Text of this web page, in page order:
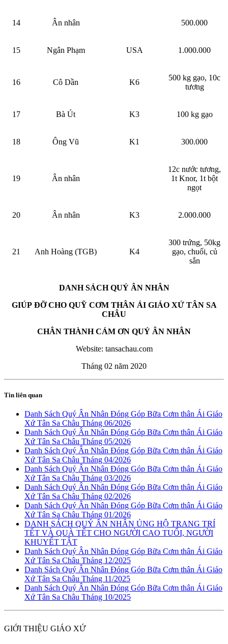
14 Ân nhân 500.000
15 Ngân Phạm USA 1.000.000
16 Cô Dần K6
500 kg gạo, 10c
tương
17 Bà Út K3 100 kg gạo
18 Ông Vũ K1 300.000
19 Ân nhân
12c nước tương,
1t Knor, 1t bột
ngọt
20 Ân nhân K3 2.000.000
21 Anh Hoàng (TGB) K4
300 trứng, 50kg
gạo, chuối, củ
sắn
DANH SÁCH QUÝ ÂN NHÂN
GIÚP ĐỠ CHO QUỸ CƠM THÂN ÁI GIÁO XỨ TÂN SA
CHÂU
CHÂN THÀNH CÁM ƠN QUÝ ÂN NHÂN
Website: tansachau.com
Tháng 02 năm 2020
Tin liên quan
Danh Sách Quý Ân Nhân Đóng Góp Bữa Cơm thân Ái Giáo
Xứ Tân Sa Châu Tháng 06/2026
Danh Sách Quý Ân Nhân Đóng Góp Bữa Cơm thân Ái Giáo
Xứ Tân Sa Châu Tháng 05/2026
Danh Sách Quý Ân Nhân Đóng Góp Bữa Cơm thân Ái Giáo
Xứ Tân Sa Châu Tháng 04/2026
Danh Sách Quý Ân Nhân Đóng Góp Bữa Cơm thân Ái Giáo
Xứ Tân Sa Châu Tháng 03/2026
Danh Sách Quý Ân Nhân Đóng Góp Bữa Cơm thân Ái Giáo
Xứ Tân Sa Châu Tháng 02/2026
Danh Sách Quý Ân Nhân Đóng Góp Bữa Cơm thân Ái Giáo
Xứ Tân Sa Châu Tháng 01/2026
DANH SÁCH QUÝ ÂN NHÂN ỦNG HỘ TRANG TRÍ
TẾT VÀ QUÀ TẾT CHO NGƯỜI CAO TUỔI, NGƯỜI
KHUYẾT TẬT
Danh Sách Quý Ân Nhân Đóng Góp Bữa Cơm thân Ái Giáo
Xứ Tân Sa Châu Tháng 12/2025
Danh Sách Quý Ân Nhân Đóng Góp Bữa Cơm thân Ái Giáo
Xứ Tân Sa Châu Tháng 11/2025
Danh Sách Quý Ân Nhân Đóng Góp Bữa Cơm thân Ái Giáo
Xứ Tân Sa Châu Tháng 10/2025
GIỚI THIỆU GIÁO XỨ